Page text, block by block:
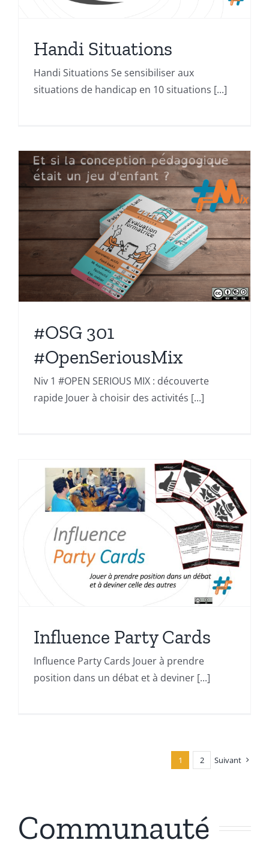
Handi Situations
Handi Situations Se sensibiliser aux
situations de handicap en 10 situations [...]
#OSG 301
#OpenSeriousMix
Niv 1 #OPEN SERIOUS MIX : découverte
rapide Jouer à choisir des activités [...]
Influence Party Cards
Influence Party Cards Jouer à prendre
position dans un débat et à deviner [...]
1 2 Suivant
Communauté